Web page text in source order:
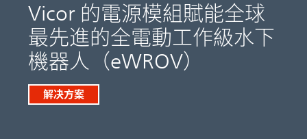
Vicor 的電源模組賦能全球
最先進的全電動工作級水下
機器人（eWROV）
解决方案